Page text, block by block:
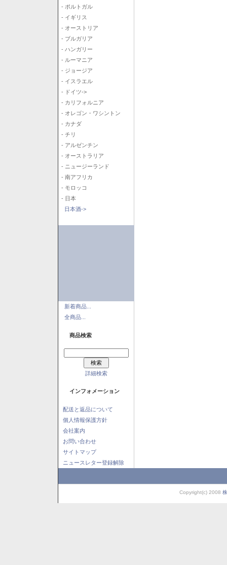
- ポルトガル
- イギリス
- オーストリア
- ブルガリア
- ハンガリー
- ルーマニア
- ジョージア
- イスラエル
- ドイツ->
- カリフォルニア
- オレゴン・ワシントン
- カナダ
- チリ
- アルゼンチン
- オーストラリア
- ニュージーランド
- 南アフリカ
- モロッコ
- 日本
日本酒->
新着商品...
全商品...
商品検索
詳細検索
インフォメーション
配送と返品について
個人情報保護方針
会社案内
お問い合わせ
サイトマップ
ニュースレター登録解除
Copyright(c) 2008